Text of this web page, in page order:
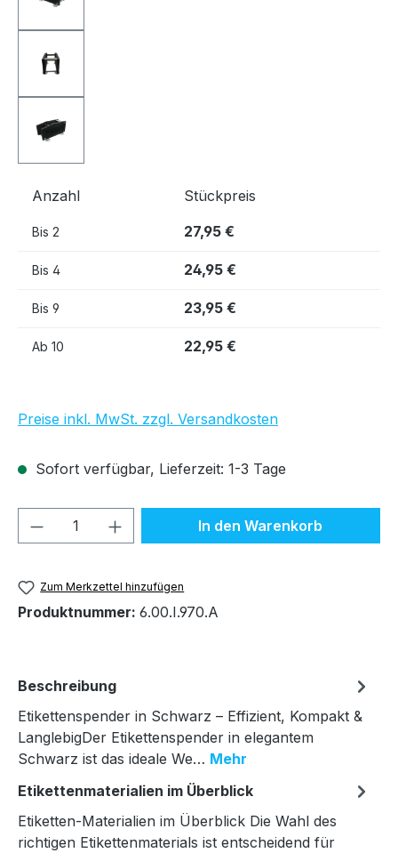
Anzahl Stückpreis
Bis 2 27,95 €
Bis 4 24,95 €
Bis 9 23,95 €
Ab 10 22,95 €
Preise inkl. MwSt. zzgl. Versandkosten
Sofort verfügbar, Lieferzeit: 1-3 Tage
Produkt Anzahl: Gib denIn den Warenkorb
Zum Merkzettel hinzufügen
Produktnummer: 6.00.I.970.A
Beschreibung
Etikettenspender in Schwarz – Effizient, Kompakt &
LanglebigDer Etikettenspender in elegantem
Schwarz ist das ideale We… Mehr
Etikettenmaterialien im Überblick
Etiketten-Materialien im Überblick Die Wahl des
richtigen Etikettenmaterials ist entscheidend für